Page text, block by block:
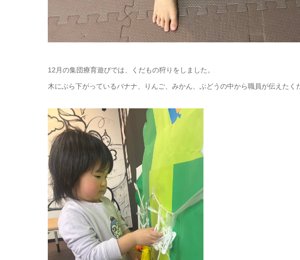
12月の集団療育遊びでは、くだもの狩りをしました。
木にぶら下がっているバナナ、りんご、みかん、ぶどうの中から職員が伝えたく